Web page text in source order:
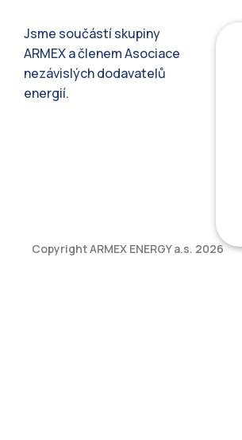
Jsme součástí skupiny
ARMEX a členem Asociace
nezávislých dodavatelů
energií.
Copyright ARMEX ENERGY a.s. 2026